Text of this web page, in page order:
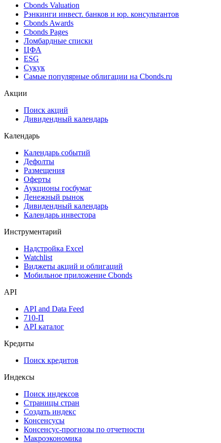
Cbonds Valuation
Рэнкинги инвест. банков и юр. консультантов
Cbonds Awards
Cbonds Pages
Ломбардные списки
ЦФА
ESG
Сукук
Самые популярные облигации на Cbonds.ru
Акции
Поиск акций
Дивидендный календарь
Календарь
Календарь событий
Дефолты
Размещения
Оферты
Аукционы госбумаг
Денежный рынок
Дивидендный календарь
Календарь инвестора
Инструментарий
Надстройка Excel
Watchlist
Виджеты акций и облигаций
Мобильное приложение Cbonds
API
API and Data Feed
710-П
API каталог
Кредиты
Поиск кредитов
Индексы
Поиск индексов
Страницы стран
Создать индекс
Консенсусы
Консенсус-прогнозы по отчетности
Макроэкономика